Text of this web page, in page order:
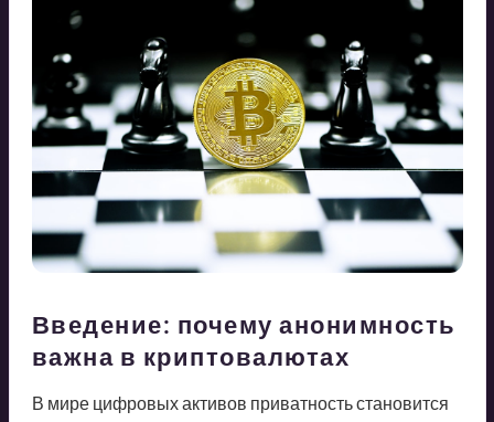
Введение: почему анонимность
важна в криптовалютах
В мире цифровых активов приватность становится